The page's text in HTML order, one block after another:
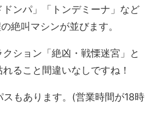
ンパ」「トンデミーナ」など
絶叫マシンが並びます。
ション「絶凶・戦慄迷宮」と
ること間違いなしですね！
もあります。(営業時間が18時